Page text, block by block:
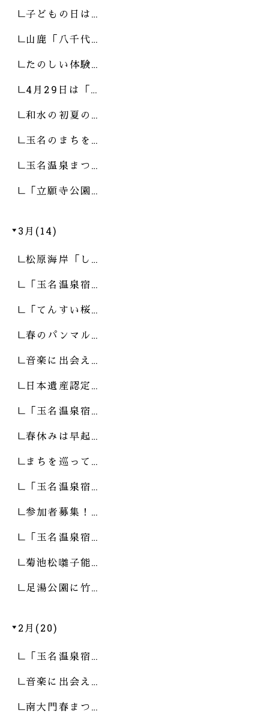
子どもの日は…
山鹿「八千代…
たのしい体験…
4月29日は「…
和水の初夏の…
玉名のまちを…
玉名温泉まつ…
「立願寺公園…
3月(14)
松原海岸「し…
「玉名温泉宿…
「てんすい桜…
春のパンマル…
音楽に出会え…
日本遺産認定…
「玉名温泉宿…
春休みは早起…
まちを巡って…
「玉名温泉宿…
参加者募集！…
「玉名温泉宿…
菊池松囃子能…
足湯公園に竹…
2月(20)
「玉名温泉宿…
音楽に出会え…
南大門春まつ…